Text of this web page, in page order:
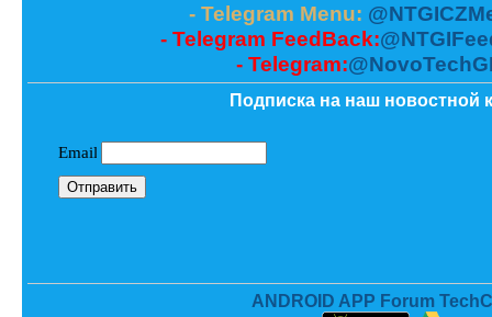
- Telegram Menu:
- Telegram FeedBack:
- Telegram:
Подписка на наш новостной
ANDROID APP Forum